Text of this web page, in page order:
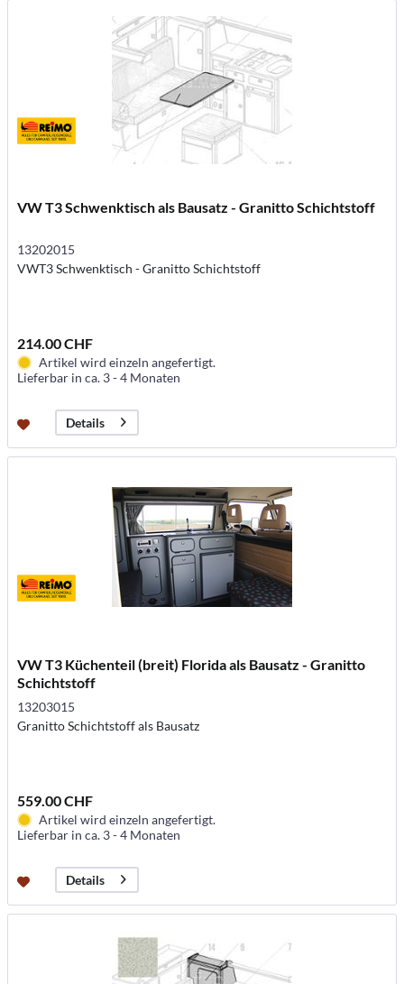
VW T3 Schwenktisch als Bausatz - Granitto Schichtstoff
13202015
VWT3 Schwenktisch - Granitto Schichtstoff
214.00 CHF
Artikel wird einzeln angefertigt.
Lieferbar in ca. 3 - 4 Monaten
Details
VW T3 Küchenteil (breit) Florida als Bausatz - Granitto
Schichtstoff
13203015
Granitto Schichtstoff als Bausatz
559.00 CHF
Artikel wird einzeln angefertigt.
Lieferbar in ca. 3 - 4 Monaten
Details